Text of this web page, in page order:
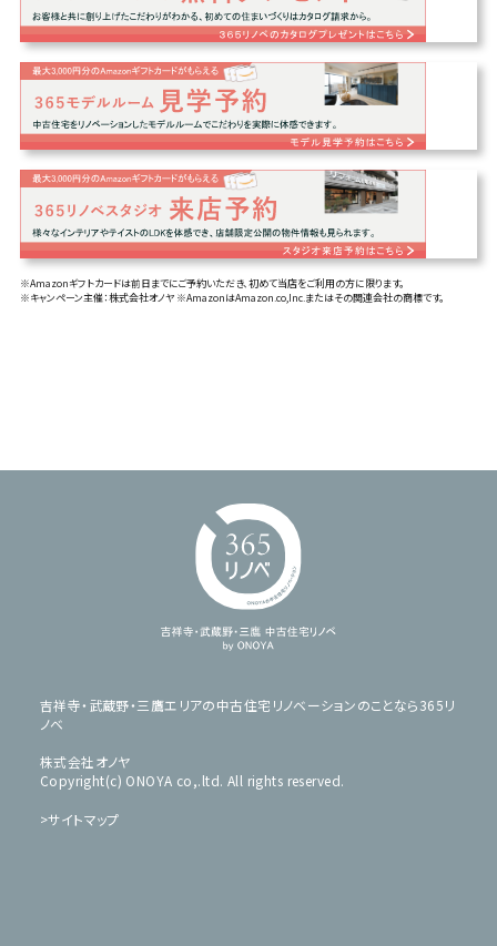
※Amazonギフトカードは前日までにご予約いただき、初めて当店をご利用の方に限ります。
※キャンペーン主催：株式会社オノヤ ※AmazonはAmazon.co,Inc.またはその関連会社の商標です。
吉祥寺・武蔵野・三鷹エリアの中古住宅リノベーションのことなら365リ
ノベ
株式会社オノヤ
Copyright(c) ONOYA co,.ltd. All rights reserved.
サイトマップ